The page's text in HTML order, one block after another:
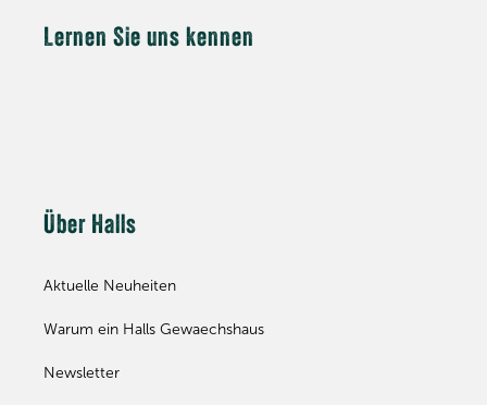
Lernen Sie uns kennen
Über Halls
Aktuelle Neuheiten
Warum ein Halls Gewaechshaus
Newsletter